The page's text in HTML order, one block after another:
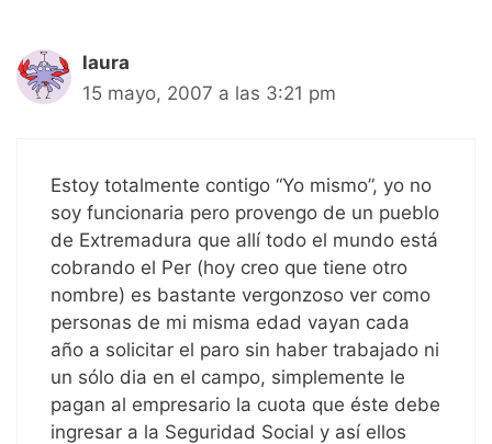
laura
15 mayo, 2007 a las 3:21 pm
Estoy totalmente contigo “Yo mismo”, yo no
soy funcionaria pero provengo de un pueblo
de Extremadura que allí todo el mundo está
cobrando el Per (hoy creo que tiene otro
nombre) es bastante vergonzoso ver como
personas de mi misma edad vayan cada
año a solicitar el paro sin haber trabajado ni
un sólo dia en el campo, simplemente le
pagan al empresario la cuota que éste debe
ingresar a la Seguridad Social y así ellos